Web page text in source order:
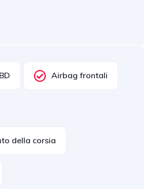
Airbag frontali
della corsia